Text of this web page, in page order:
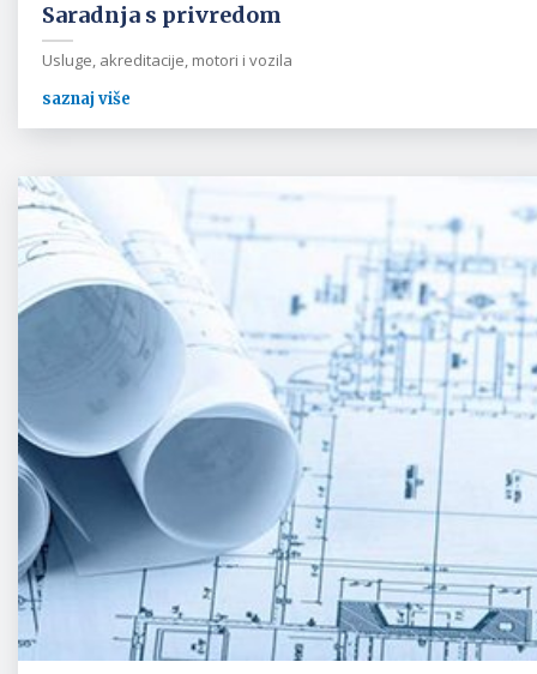
Saradnja s privredom
Usluge, akreditacije, motori i vozila
saznaj više